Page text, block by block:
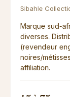
Sibahle
Marque sud-
diverses.
(revendeur
noires/
affiliation.